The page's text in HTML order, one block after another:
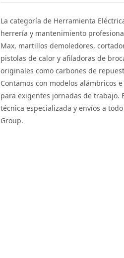
La categoría de Herramienta
herrería y mantenimiento
Max, martillos demoledores,
pistolas de calor y afiladoras de
originales como carbones de
Contamos con modelos alámbricos
para exigentes jornadas de trabajo.
técnica especializada y envíos a
Group.